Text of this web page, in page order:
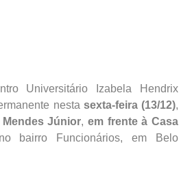
Universitário Izabela Hendrix
nesta sexta-feira (13/12),
Mendes Júnior,em frente à Casa
bairro Funcionários, em Belo